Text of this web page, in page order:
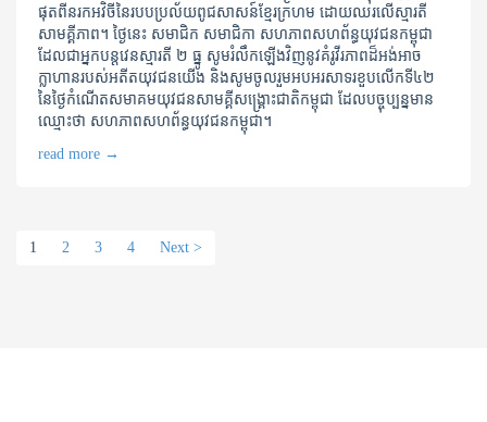
ផុតពីនរកអវិចីនៃរបបប្រល័យពូជសាសន៍ខ្មែរក្រហម ដោយឈរលើស្មារតី
សាមគ្គីភាព។ ថ្ងៃនេះ សមាជិក សមាជិកា សហភាពសហព័ន្ធយុវជនកម្ពុជា
ដែលជាអ្នកបន្តវេនស្មារតី ២ ធ្នូ សូមរំលឹកឡើងវិញនូវគំរូវីរភាពដ៏អង់អាច
ក្លាហានរបស់អតីតយុវជនយើង និងសូមចូលរួមអបអរសាទរខួបលើកទី៤២
នៃថ្ងៃកំណើតសមាគមយុវជនសាមគ្គីសង្គ្រោះជាតិកម្ពុជា ដែលបច្ចុប្បន្នមាន
ឈ្មោះថា សហភាពសហព័ន្ធយុវជនកម្ពុជា។
read more →
1 2 3 4 Next >